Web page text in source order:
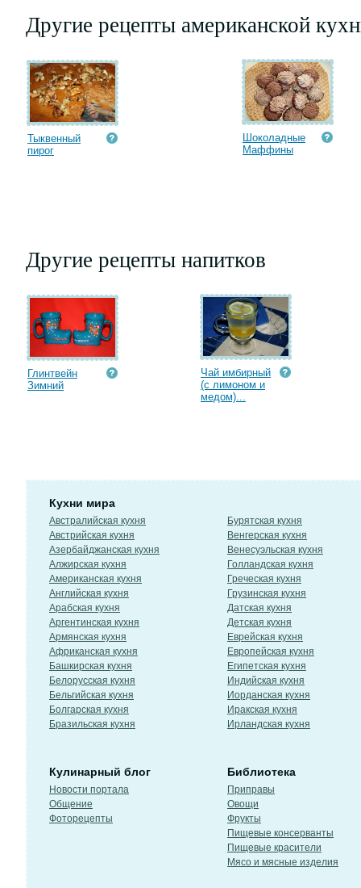
Другие рецепты американской
Тыквенный
пирог
Шоколадные
Маффины
Другие рецепты напитков
Глинтвейн
Зимний
Чай имбирный
(с лимоном и
медом)...
Кухни мира
Австралийская кухня
Австрийская кухня
Азербайджанская кухня
Алжирская кухня
Американская кухня
Английская кухня
Арабская кухня
Аргентинская кухня
Армянская кухня
Африканская кухня
Башкирская кухня
Белорусская кухня
Бельгийская кухня
Болгарская кухня
Бразильская кухня
Бурятская кухня
Венгерская кухня
Венесуэльская кухня
Голландская кухня
Греческая кухня
Грузинская кухня
Датская кухня
Детская кухня
Еврейская кухня
Европейская кухня
Египетская кухня
Индийская кухня
Иорданская кухня
Иракская кухня
Ирландская кухня
Кулинарный блог
Новости портала
Общение
Фоторецепты
Библиотека
Приправы
Овощи
Фрукты
Пищевые консерванты
Пищевые красители
Мясо и мясные изделия